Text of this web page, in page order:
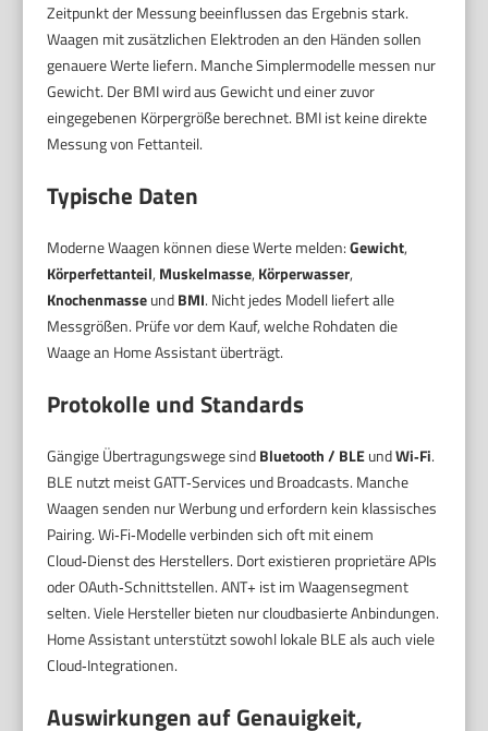
Zeitpunkt der Messung beeinflussen das Ergebnis stark.
Waagen mit zusätzlichen Elektroden an den Händen sollen
genauere Werte liefern. Manche Simplermodelle messen nur
Gewicht. Der BMI wird aus Gewicht und einer zuvor
eingegebenen Körpergröße berechnet. BMI ist keine direkte
Messung von Fettanteil.
Typische Daten
Moderne Waagen können diese Werte melden:Gewicht,
Körperfettanteil, Muskelmasse, Körperwasser,
KnochenmasseundBMI. Nicht jedes Modell liefert alle
Messgrößen. Prüfe vor dem Kauf, welche Rohdaten die
Waage an Home Assistant überträgt.
Protokolle und Standards
Gängige Übertragungswege sindBluetooth / BLEundWi‑Fi.
BLE nutzt meist GATT‑Services und Broadcasts. Manche
Waagen senden nur Werbung und erfordern kein klassisches
Pairing. Wi‑Fi‑Modelle verbinden sich oft mit einem
Cloud‑Dienst des Herstellers. Dort existieren proprietäre APIs
oder OAuth‑Schnittstellen. ANT+ ist im Waagensegment
selten. Viele Hersteller bieten nur cloudbasierte Anbindungen.
Home Assistant unterstützt sowohl lokale BLE als auch viele
Cloud‑Integrationen.
Auswirkungen auf Genauigkeit,